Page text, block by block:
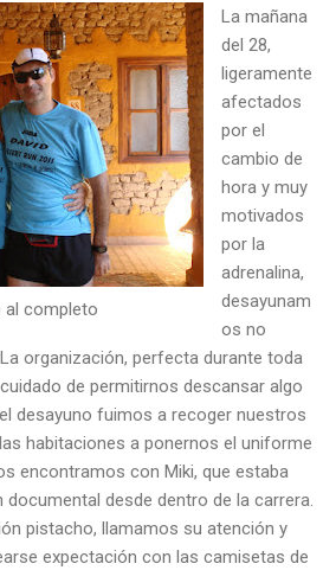
al completo
La mañana
del 28,
ligeramente
afectados
por el
cambio de
hora y muy
motivados
por la
adrenalina,
desayunam
os no
organización, perfecta durante toda
de permitirnos descansar algo
desayuno fuimos a recoger nuestros
habitaciones a ponernos el uniforme
encontramos con Miki, que estaba
desde dentro de la carrera.
pistacho, llamamos su atención y
expectación con las camisetas de